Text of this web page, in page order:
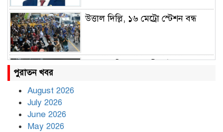
উত্তাল দিল্লি, ১৬ মেট্রো স্টেশন বন্ধ
পুরাতন খবর
August 2026
July 2026
June 2026
May 2026